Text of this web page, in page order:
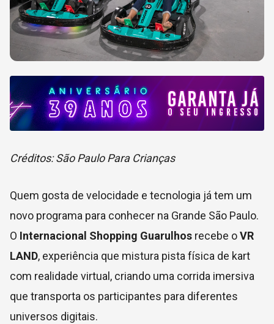
Créditos: São Paulo Para Crianças
Quem gosta de velocidade e tecnologia já tem um
novo programa para conhecer na Grande São Paulo.
O Internacional Shopping Guarulhos recebe oVR
LAND, experiência que mistura pista física de kart
com realidade virtual, criando uma corrida imersiva
que transporta os participantes para diferentes
universos digitais.